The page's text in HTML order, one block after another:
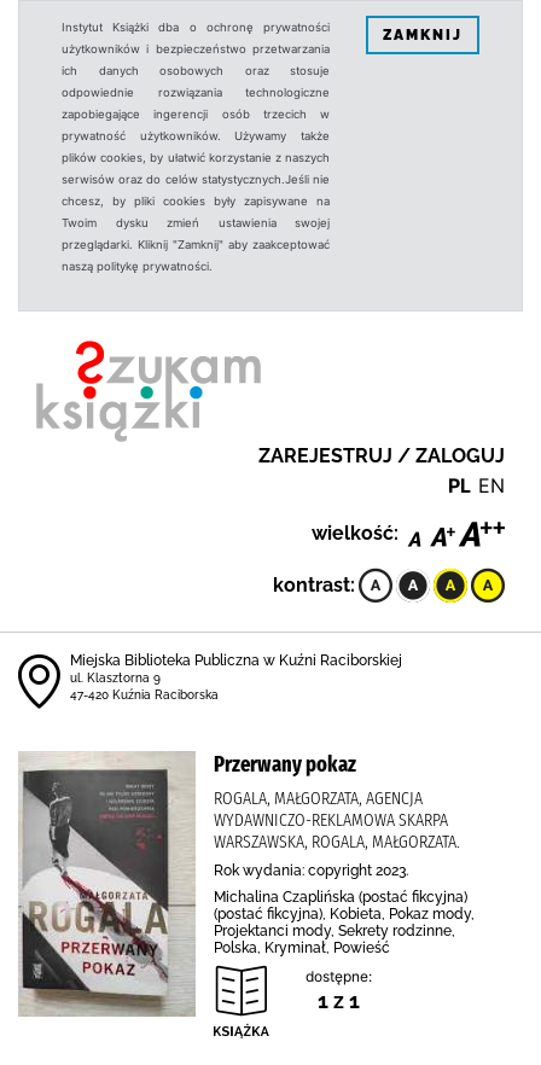
Instytut Książki dba o ochronę prywatności
użytkowników i bezpieczeństwo przetwarzania
ich danych osobowych oraz stosuje
odpowiednie rozwiązania technologiczne
zapobiegające ingerencji osób trzecich w
prywatność użytkowników. Używamy także
plików cookies, by ułatwić korzystanie z naszych
serwisów oraz do celów statystycznych.Jeśli nie
chcesz, by pliki cookies były zapisywane na
Twoim dysku zmień ustawienia swojej
przeglądarki. Kliknij "Zamknij" aby zaakceptować
naszą politykę prywatności.
ZAMKNIJ
ZAREJESTRUJ / ZALOGUJ
PL EN
wielkość:
kontrast:
Miejska Biblioteka Publiczna w Kuźni Raciborskiej
ul. Klasztorna 9
47-420 Kuźnia Raciborska
Przerwany pokaz
ROGALA, MAŁGORZATA, AGENCJA
WYDAWNICZO-REKLAMOWA SKARPA
WARSZAWSKA, ROGALA, MAŁGORZATA.
Rok wydania: copyright 2023.
Michalina Czaplińska (postać fikcyjna)
(postać fikcyjna), Kobieta, Pokaz mody,
Projektanci mody, Sekrety rodzinne,
Polska, Kryminał, Powieść
dostępne:
1 z 1